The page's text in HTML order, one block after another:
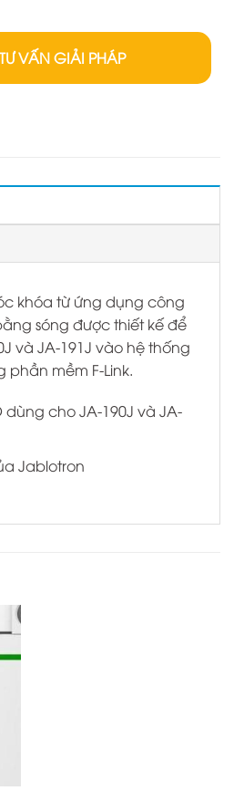
VẤN GIẢI PHÁP
khóa từ ứng dụng công
sóng được thiết kế để
và JA-191J vào hệ thống
phần mềm F-Link.
dùng cho JA-190J và JA-
Jablotron